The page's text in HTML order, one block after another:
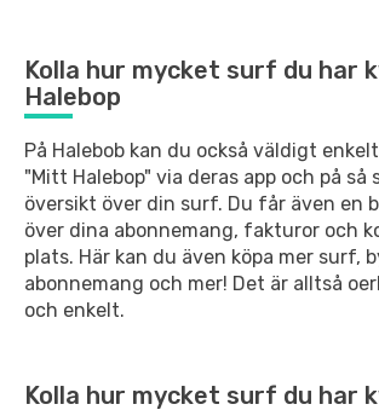
Kolla hur mycket surf du har
Halebop
På Halebob kan du också väldigt
"Mitt Halebop" via deras app och på så
översikt över din surf. Du får även en
över dina abonnemang, fakturor och
plats. Här kan du även köpa mer surf,
abonnemang och mer! Det är alltså
och enkelt.
Kolla hur mycket surf du har